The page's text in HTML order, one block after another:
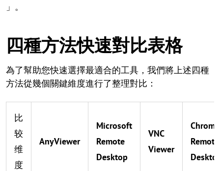
」。
四種方法快速對比表格
為了幫助您快速選擇最適合的工具，我們將上述四種
方法從幾個關鍵維度進行了整理對比：
比
较
维
度
AnyViewer
Microsoft
Remote
Desktop
VNC
Viewer
Chrome
Remote